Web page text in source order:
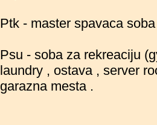
Ptk - master spavaca
Psu - soba za rekreaciju
laundry , ostava , server
garazna mesta .